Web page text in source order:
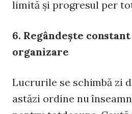
limită şi progresul per
6. Regândeşte
organizare
Lucrurile se schimbă zi
astăzi ordine nu